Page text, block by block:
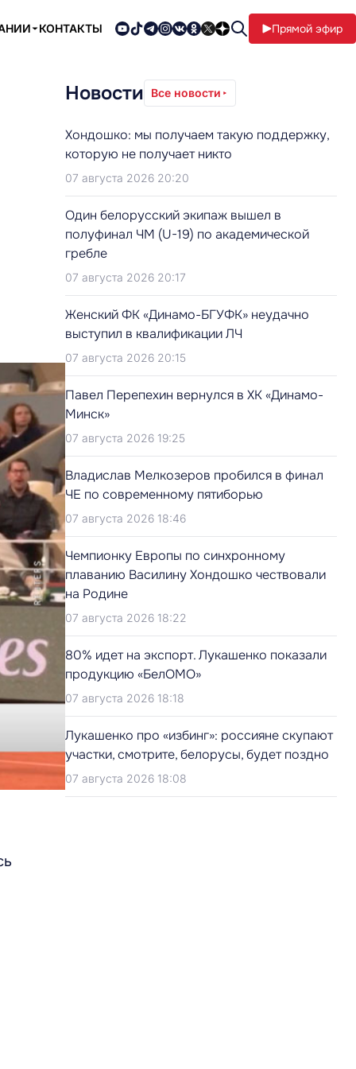
КОНТАКТЫ Прямой эфир
Новости Все новости
Хондошко: мы получаем такую поддержку,
которую не получает никто
07 августа 2026 20:20
Один белорусский экипаж вышел в
полуфинал ЧМ (U-19) по академической
гребле
07 августа 2026 20:17
Женский ФК «Динамо-БГУФК» неудачно
выступил в квалификации ЛЧ
07 августа 2026 20:15
Павел Перепехин вернулся в ХК «Динамо-
Минск»
07 августа 2026 19:25
Владислав Мелкозеров пробился в финал
ЧЕ по современному пятиборью
07 августа 2026 18:46
Чемпионку Европы по синхронному
плаванию Василину Хондошко чествовали
на Родине
07 августа 2026 18:22
80% идет на экспорт. Лукашенко показали
продукцию «БелОМО»
07 августа 2026 18:18
Лукашенко про «избинг»: россияне скупают
участки, смотрите, белорусы, будет поздно
07 августа 2026 18:08